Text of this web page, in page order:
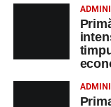
Cele patru
Județean de
îngrijirilor
Cei doi
etilotest, motiv